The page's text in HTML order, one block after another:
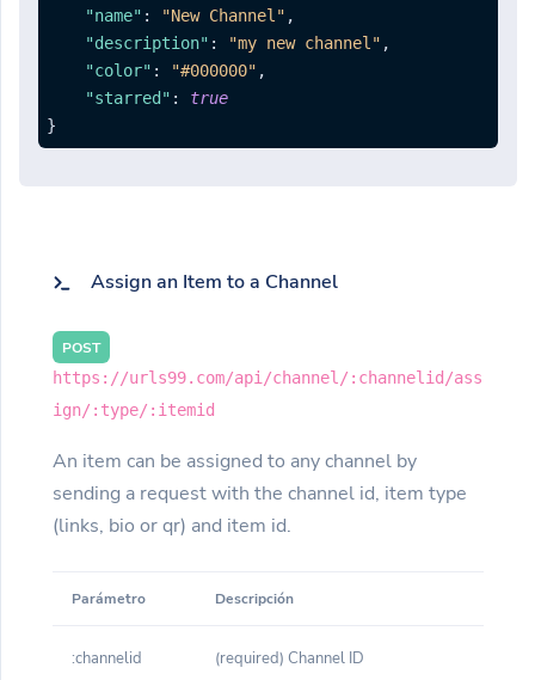
"name" : "New Channel" ,
"description" : "my new channel" ,
"color" : "#000000" ,
"starred" :
true
}
Assign an Item to a Channel
POST
https://urls99.com/api/channel/:channelid/ass
ign/:type/:itemid
An item can be assigned to any channel by
sending a request with the channel id, item type
(links, bio or qr) and item id.
Parámetro Descripción
:channelid (required) Channel ID